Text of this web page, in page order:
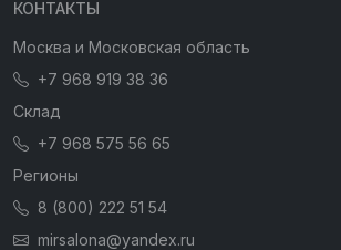
КОНТАКТЫ
Москва и Московская область
+7 968 919 38 36
Склад
+7 968 575 56 65
Регионы
8 (800) 222 51 54
mirsalona@yandex.ru